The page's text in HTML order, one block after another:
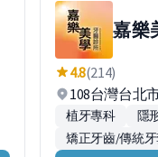
嘉樂
4.8(214)
108台灣台北
植牙專科 隱
矯正牙齒/傳統